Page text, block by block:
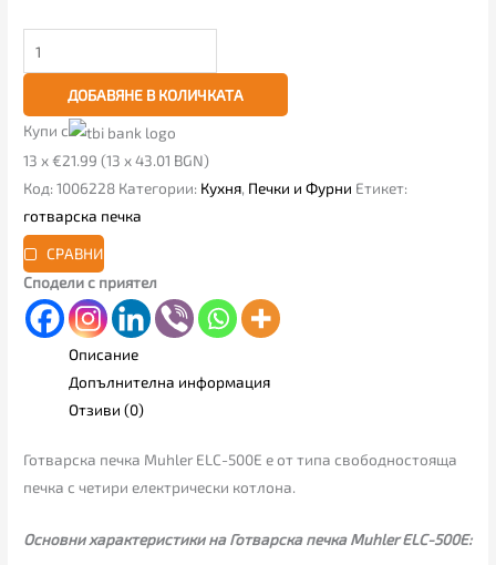
ДОБАВЯНЕ В КОЛИЧКАТА
Купи с
13 x €21.99 (13 x 43.01 BGN)
Код:1006228 Категории: Кухня, Печки и Фурни Етикет:
готварска печка
СРАВНИ
Сподели с приятел
Описание
Допълнителна информация
Отзиви (0)
Готварска печка Muhler ELC-500E е от типа свободностояща
печка с четири електрически котлона.
Основни характеристики на Готварска печка Muhler ELC-500E: